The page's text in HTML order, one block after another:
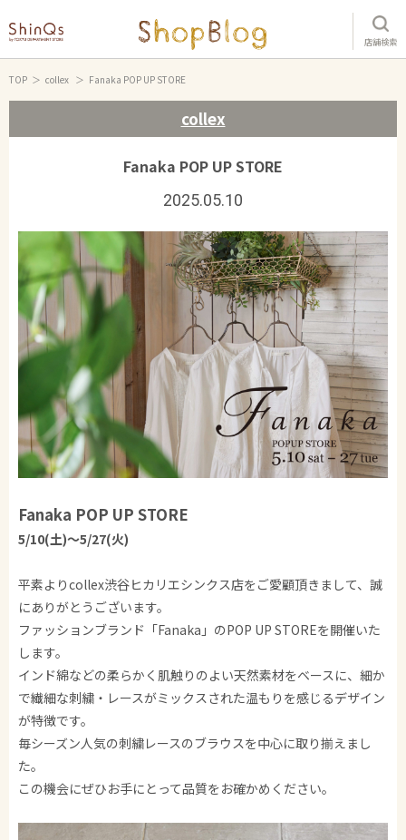
店舗検索
TOP collex Fanaka POP UP STORE
collex
Fanaka POP UP STORE
2025.05.10
Fanaka POP UP STORE
5/10(土)～5/27(火)
平素よりcollex渋谷ヒカリエシンクス店をご愛顧頂きまして、誠
にありがとうございます。
ファッションブランド「Fanaka」のPOP UP STOREを開催いた
します。
インド綿などの柔らかく肌触りのよい天然素材をベースに、細か
で繊細な刺繍・レースがミックスされた温もりを感じるデザイン
が特徴です。
毎シーズン人気の刺繍レースのブラウスを中心に取り揃えまし
た。
この機会にぜひお手にとって品質をお確かめください。